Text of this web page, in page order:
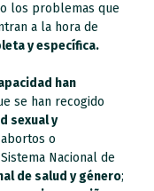
los problemas que
a la hora de
y específica.
han
se han recogido
sexual y
o
Nacional de
de salud y género;